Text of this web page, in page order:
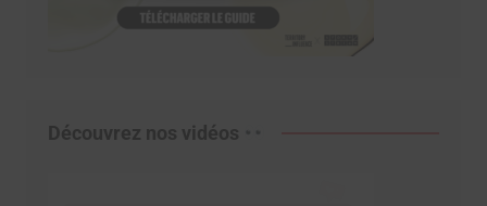
Découvrez nos vidéos